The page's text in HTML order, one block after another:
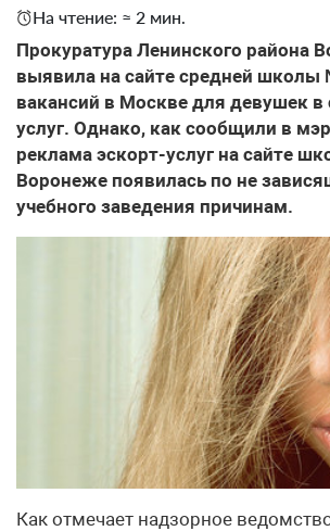
На чтение: ≈ 2 мин.
Прокуратура Ленинского района
выявила на сайте средней
вакансий в Москве для девушек в
услуг. Однако, как сообщили в
реклама эскорт-услуг на сайте
Воронеже появилась по не
учебного заведения причинам.
Как отмечает надзорное